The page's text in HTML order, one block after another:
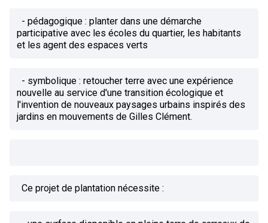
- pédagogique : planter dans une démarche
participative avec les écoles du quartier, les habitants
et les agent des espaces verts
- symbolique : retoucher terre avec une expérience
nouvelle au service d'une transition écologique et
l'invention de nouveaux paysages urbains inspirés des
jardins en mouvements de Gilles Clément.
Ce projet de plantation nécessite :